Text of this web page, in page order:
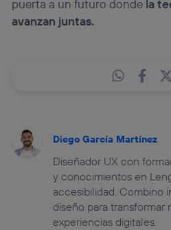
puerta a un futuro donde la
avanzan juntas.
Diego García Martínez
Diseñador UX con
y conocimientos en
accesibilidad. Combino
diseño para transformar
experiencias digitales.